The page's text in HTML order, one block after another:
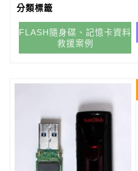
分類標籤
FLASH隨身碟、記憶卡資料
救援案例